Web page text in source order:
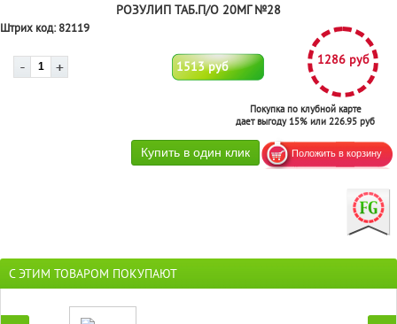
РОЗУЛИП ТАБ.П/О 20МГ №28
Штрих код:82119
1513 руб 1286 руб
Покупка по клубной карте
дает выгоду 15% или 226.95 руб
С ЭТИМ ТОВАРОМ ПОКУПАЮТ